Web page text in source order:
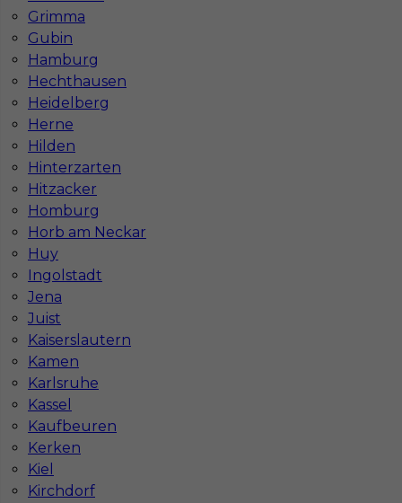
Grimma
Gubin
Hamburg
Hechthausen
Heidelberg
Herne
Hilden
Hinterzarten
Hitzacker
Homburg
Horb am Neckar
Huy
Ingolstadt
Jena
Juist
Kaiserslautern
Kamen
Karlsruhe
Kassel
Kaufbeuren
Kerken
Kiel
Kirchdorf
Co to jest Gewerbe?
Czy praca w Niemczech na budowie jest
bezpieczna pod kątem BHP?
Jakie kursy warto zrobić, aby praca za
granicą była lepiej płatna?
Czy praca w Niemczech bez języka jest
możliwa?